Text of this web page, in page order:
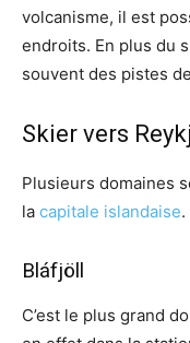
volcanisme, il est
endroits. En plus du
souvent des pistes
Skier vers
Plusieurs domaines
la capitale islandaise.
Bláfjöll
C’est le plus grand